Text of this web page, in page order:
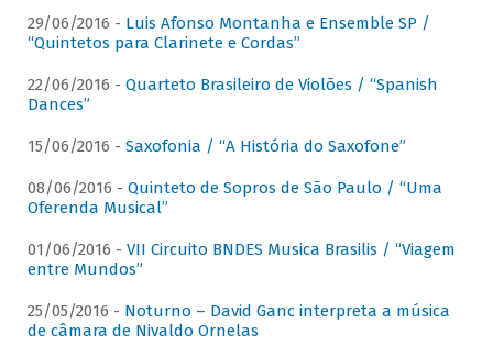
29/06/2016 - Luis Afonso Montanha e Ensemble SP /
“Quintetos para Clarinete e Cordas”
22/06/2016 - Quarteto Brasileiro de Violões / “Spanish
Dances”
15/06/2016 - Saxofonia / “A História do Saxofone”
08/06/2016 - Quinteto de Sopros de São Paulo / “Uma
Oferenda Musical”
01/06/2016 - VII Circuito BNDES Musica Brasilis / “Viagem
entre Mundos”
25/05/2016 - Noturno – David Ganc interpreta a música
de câmara de Nivaldo Ornelas